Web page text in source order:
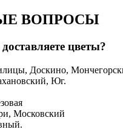
ВОПРОСЫ
цветы?
Доскино,
Юг.
Московский